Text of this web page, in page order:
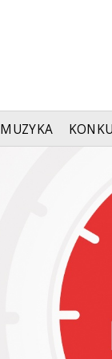
MUZYKA